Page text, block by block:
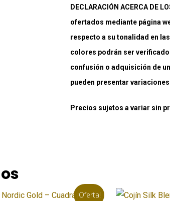
DECLARACIÓN ACERCA DE
ofertados mediante página
respecto a su tonalidad en
colores podrán ser
confusión o adquisición de
pueden presentar
Precios sujetos a variar sin
¡Oferta!